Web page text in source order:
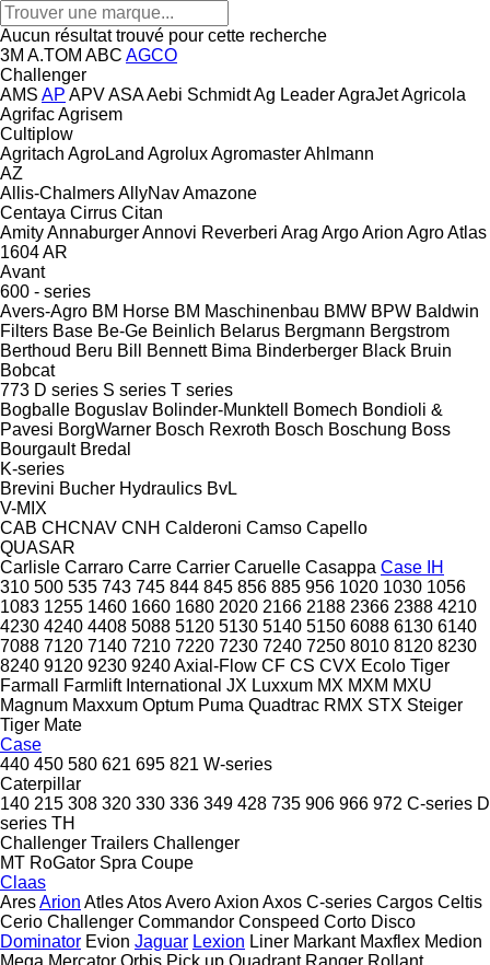
Aucun résultat trouvé pour cette recherche
3M A.TOM ABC AGCO
Challenger
AMS AP APVASAAebi SchmidtAg LeaderAgraJetAgricola
AgrifacAgrisem
Cultiplow
Agritach AgroLand AgroluxAgromasterAhlmann
AZ
Allis-ChalmersAllyNavAmazone
Centaya Cirrus Citan
AmityAnnaburgerAnnovi Reverberi Arag ArgoArion AgroAtlas
1604AR
Avant
600 - series
Avers-Agro BM Horse BM Maschinenbau BMW BPW Baldwin
Filters Base Be-Ge Beinlich Belarus Bergmann Bergstrom
Berthoud Beru Bill Bennett Bima Binderberger Black Bruin
Bobcat
773 D series S series T series
Bogballe Boguslav Bolinder-Munktell Bomech Bondioli &
Pavesi BorgWarner Bosch Rexroth Bosch Boschung Boss
Bourgault Bredal
K-series
Brevini Bucher Hydraulics BvL
V-MIX
CAB CHCNAV CNH Calderoni Camso Capello
QUASAR
Carlisle Carraro Carre Carrier Caruelle Casappa Case IH
310 500 535 743 745 844 845 856 885 956 1020 1030 1056
1083 1255 1460 1660 1680 2020 2166 2188 2366 2388 4210
4230 4240 4408 5088 5120 5130 5140 5150 6088 6130 6140
7088 7120 7140 7210 7220 7230 7240 7250 8010 8120 8230
8240 9120 9230 9240Axial-Flow CF CS CVX Ecolo Tiger
Farmall
Farmlift International JX Luxxum MX MXM MXU
Magnum Maxxum Optum Puma Quadtrac RMX STX Steiger
Tiger Mate
Case
440 450 580 621 695 821 W-series
Caterpillar
140 215 308 320 330 336 349 428 735 906 966 972 C-series D
series TH
Challenger Trailers Challenger
MT RoGator Spra Coupe
Claas
AresArion AtlesAtosAveroAxion Axos C-series Cargos Celtis
Cerio Challenger Commandor Conspeed Corto Disco
Dominator Evion Jaguar Lexion Liner Markant Maxflex Medion
Mega Mercator Orbis Pick up Quadrant Ranger Rollant